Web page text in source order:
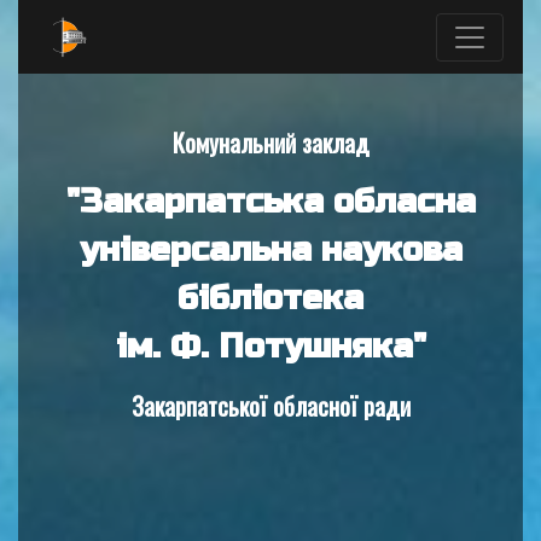
Комунальний заклад
"Закарпатська обласна
універсальна наукова
бібліотека
ім. Ф. Потушняка"
Закарпатської обласної ради